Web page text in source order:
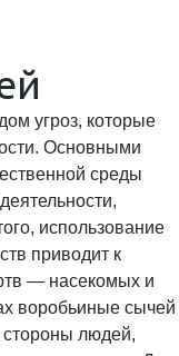
угроз, которые
Основными
среды
использование
приводит к
— насекомых и
воробьиные сычей
людей,